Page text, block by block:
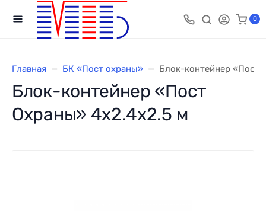
0
Главная БК «Пост охраны» Блок-контейнер «Пост
Блок-контейнер «Пост
Охраны» 4х2.4х2.5 м